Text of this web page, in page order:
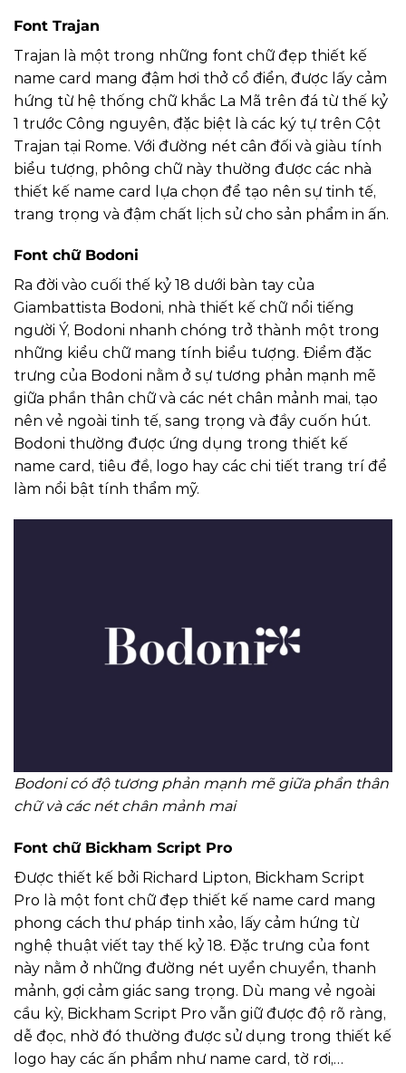
Font Trajan
Trajan là một trong những font chữ đẹp thiết kế
name card mang đậm hơi thở cổ điển, được lấy cảm
hứng từ hệ thống chữ khắc La Mã trên đá từ thế kỷ
1 trước Công nguyên, đặc biệt là các ký tự trên Cột
Trajan tại Rome. Với đường nét cân đối và giàu tính
biểu tượng, phông chữ này thường được các nhà
thiết kế name card lựa chọn để tạo nên sự tinh tế,
trang trọng và đậm chất lịch sử cho sản phẩm in ấn.
Font chữ Bodoni
Ra đời vào cuối thế kỷ 18 dưới bàn tay của
Giambattista Bodoni, nhà thiết kế chữ nổi tiếng
người Ý, Bodoni nhanh chóng trở thành một trong
những kiểu chữ mang tính biểu tượng. Điểm đặc
trưng của Bodoni nằm ở sự tương phản mạnh mẽ
giữa phần thân chữ và các nét chân mảnh mai, tạo
nên vẻ ngoài tinh tế, sang trọng và đầy cuốn hút.
Bodoni thường được ứng dụng trong thiết kế
name card, tiêu đề, logo hay các chi tiết trang trí để
làm nổi bật tính thẩm mỹ.
Bodoni có độ tương phản mạnh mẽ giữa phần thân
chữ và các nét chân mảnh mai
Font chữ Bickham Script Pro
Được thiết kế bởi Richard Lipton, Bickham Script
Pro là một font chữ đẹp thiết kế name card mang
phong cách thư pháp tinh xảo, lấy cảm hứng từ
nghệ thuật viết tay thế kỷ 18. Đặc trưng của font
này nằm ở những đường nét uyển chuyển, thanh
mảnh, gợi cảm giác sang trọng. Dù mang vẻ ngoài
cầu kỳ, Bickham Script Pro vẫn giữ được độ rõ ràng,
dễ đọc, nhờ đó thường được sử dụng trong thiết kế
logo hay các ấn phẩm như name card, tờ rơi,…